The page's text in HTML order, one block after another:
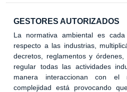
GESTORES AUTORIZADOS
La normativa ambiental es
respecto a las industrias,
decretos, reglamentos y
regular todas las actividades
manera interaccionan con el
complejidad está provocando